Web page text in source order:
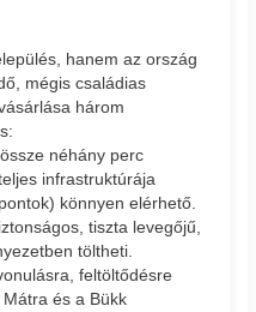
hanem az ország
mégis családias
három
néhány perc
infrastruktúrája
könnyen elérhető.
tiszta levegőjű,
töltheti.
feltöltődésre
és a Bükk